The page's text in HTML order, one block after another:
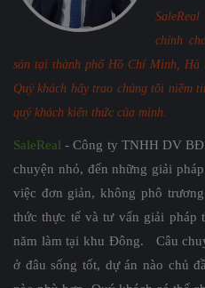
chính
sản tại thành phố Hồ Chí Minh, Hà
Quý khách hãy trao chúng tôi niềm
quý khách kiến thức của mình.
SaleReal - Công ty TNHH DV
chuyện nhỏ, đến những giải
việc đơn giản, không phô
thức thực tế và tư vấn giải pháp
năm làm tại khu Đông. Câu
ở đâu sống tốt, dự án nào chủ